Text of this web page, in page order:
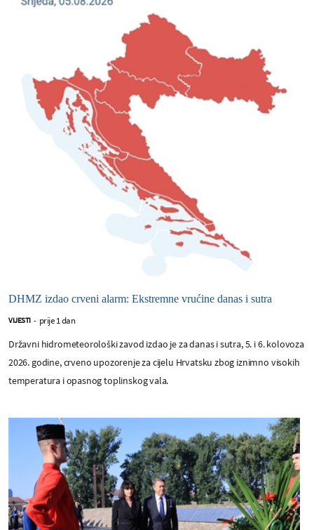
DHMZ izdao crveni alarm: Ekstremne vrućine danas i sutra
VIJESTI - prije 1 dan
Državni hidrometeorološki zavod izdao je za danas i sutra, 5. i 6. kolovoza
2026. godine, crveno upozorenje za cijelu Hrvatsku zbog iznimno visokih
temperatura i opasnog toplinskog vala.